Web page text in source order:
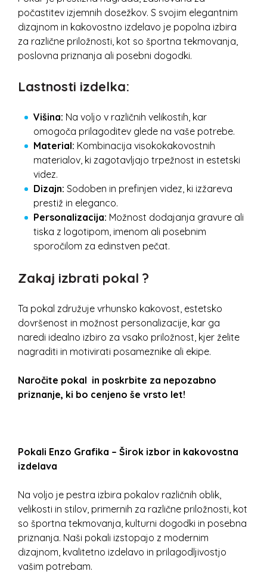
počastitev izjemnih dosežkov. S svojim elegantnim
dizajnom in kakovostno izdelavo je popolna izbira
za različne priložnosti, kot so športna tekmovanja,
poslovna priznanja ali posebni dogodki.
Lastnosti izdelka:
Višina: Na voljo v različnih velikostih, kar
omogoča prilagoditev glede na vaše potrebe.
Material: Kombinacija visokokakovostnih
materialov, ki zagotavljajo trpežnost in estetski
videz.
Dizajn: Sodoben in prefinjen videz, ki izžareva
prestiž in eleganco.
Personalizacija: Možnost dodajanja gravure ali
tiska z logotipom, imenom ali posebnim
sporočilom za edinstven pečat.
Zakaj izbrati pokal ?
Ta pokal združuje vrhunsko kakovost, estetsko
dovršenost in možnost personalizacije, kar ga
naredi idealno izbiro za vsako priložnost, kjer želite
nagraditi in motivirati posameznike ali ekipe.
Naročite pokal in poskrbite za nepozabno
priznanje, ki bo cenjeno še vrsto let!
Pokali Enzo Grafika – Širok izbor in kakovostna
izdelava
Na voljo je pestra izbira pokalov različnih oblik,
velikosti in stilov, primernih za različne priložnosti, kot
so športna tekmovanja, kulturni dogodki in posebna
priznanja. Naši pokali izstopajo z modernim
dizajnom, kvalitetno izdelavo in prilagodljivostjo
vašim potrebam.